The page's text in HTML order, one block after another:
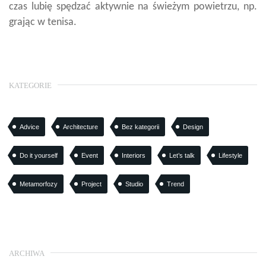
czas lubię spędzać aktywnie na świeżym powietrzu, np.
grając w tenisa.
KATEGORIE
Advice Architecture Bez kategorii Design
Do it yourself Event Interiors Let’s talk Lifestyle
Metamorfozy Project Studio Trend
ARCHIWA